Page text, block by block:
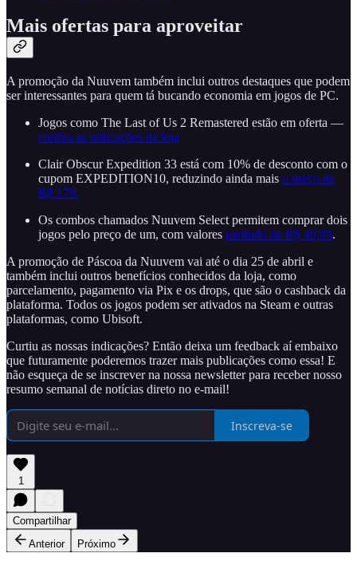
Mais ofertas para aproveitar
A promoção da Nuuvem também inclui outros destaques que podem
ser interessantes para quem tá bucando economia em jogos de PC.
Jogos como The Last of Us 2 Remastered estão em oferta —
confira as indicações da loja
Clair Obscur Expedition 33 está com 10% de desconto com o
cupom EXPEDITION10, reduzindo ainda mais o preço de
R$ 179.
Os combos chamados Nuuvem Select permitem comprar dois
jogos pelo preço de um, com valores partindo de R$ 49,99.
A promoção de Páscoa da Nuuvem vai até o dia 25 de abril e
também inclui outros benefícios conhecidos da loja, como
parcelamento, pagamento via Pix e os drops, que são o cashback da
plataforma. Todos os jogos podem ser ativados na Steam e outras
plataformas, como Ubisoft.
Curtiu as nossas indicações? Então deixa um feedback aí embaixo
que futuramente poderemos trazer mais publicações como essa! E
não esqueça de se inscrever na nossa newsletter para receber nosso
resumo semanal de notícias direto no e-mail!
Inscreva-se
1
Compartilhar
Anterior
Próximo